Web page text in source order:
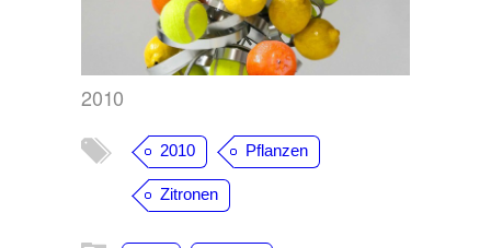
2010
2010 Pflanzen
Zitronen